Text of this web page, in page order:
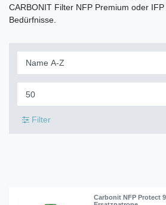
CARBONIT Filter NFP Premium oder
Bedürfnisse.
Filter
Carbonit NFP Protect